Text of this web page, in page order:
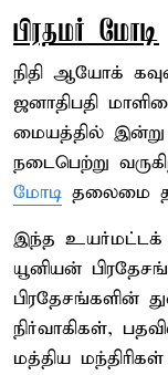
பிரதமர் மோடி
நிதி ஆயோக்
ஜனாதிபதி
மையத்தில்
நடைபெற்று
மோடி தலைமை
இந்த உயர்மட்டக்
யூனியன்
பிரதேசங்களின்
நிர்வாகிகள்,
மத்திய